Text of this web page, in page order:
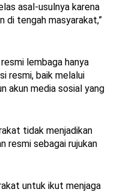
asal-usulnya karena
di tengah masyarakat,”
lembaga hanya
resmi, baik melalui
akun media sosial yang
tidak menjadikan
resmi sebagai rujukan
untuk ikut menjaga